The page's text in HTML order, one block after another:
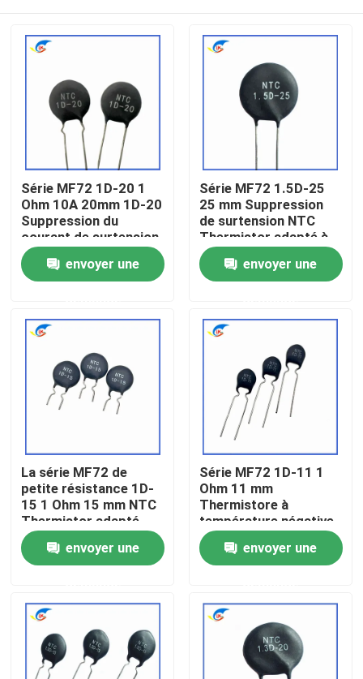
À la maison
À propos de nous
Contrôle de la qualité
Nous contacter
Nouvelles
Les affaires
Série MF72 1D-20 1
Ohm 10A 20mm 1D-20
Suppression du
courant de surtension
NTC Thermistor
adapté à l'alimentation
électrique à haute
envoyer une
Série MF72 1.5D-25
25 mm Suppression
de surtension NTC
Thermistor adapté à
la commutation de
l'alimentation Audio
amplificateur
envoyer une
La série MF72 de
petite résistance 1D-
15 1 Ohm 15 mm NTC
Thermistor adapté
pour la commutation
de l'adaptateur de
puissance
envoyer une
Série MF72 1D-11 1
Ohm 11 mm
Thermistore à
température négative
pour l'alimentation
électriqueenvoyer une